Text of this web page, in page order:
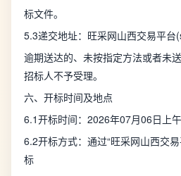
标文件。
5.3递交地址：旺采网山西交易平台
逾期送达的、未按指定方法或者未
招标人不予受理。
六、开标时间及地点
6.1开标时间：2026年07月06日上
6.2开标方式：通过“旺采网山西交
标